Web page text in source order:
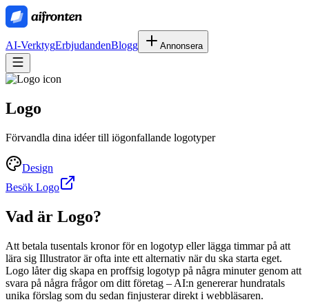
AI-VerktygErbjudandenBlogg Annonsera
Logo
Förvandla dina idéer till iögonfallande logotyper
Design
Besök Logo
Vad är Logo?
Att betala tusentals kronor för en logotyp eller lägga timmar på att
lära sig Illustrator är ofta inte ett alternativ när du ska starta eget.
Logo låter dig skapa en proffsig logotyp på några minuter genom att
svara på några frågor om ditt företag – AI:n genererar hundratals
unika förslag som du sedan finjusterar direkt i webbläsaren.